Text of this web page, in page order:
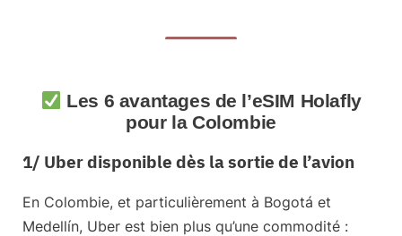
Les 6 avantages de l’eSIM Holafly
pour la Colombie
1/ Uber disponible dès la sortie de l’avion
En Colombie, et particulièrement à Bogotá et
Medellín, Uber est bien plus qu’une commodité :